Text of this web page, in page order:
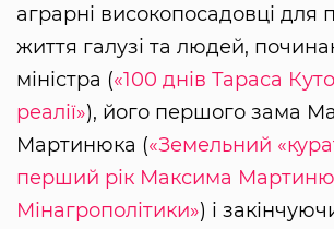
аграрні високопосадовці для
життя галузі та людей,
міністра («100 днів Тараса
реалії»), його першого зама
Мартинюка («Земельний
перший рік Максима
Мінагрополітики») і